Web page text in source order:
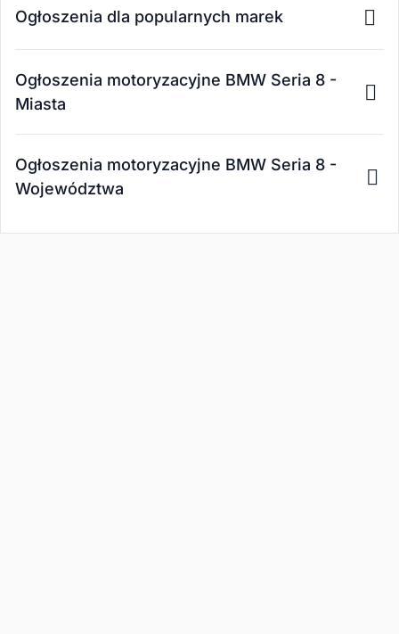
Ogłoszenia dla popularnych marek
Ogłoszenia motoryzacyjne BMW Seria 8 -
Miasta
Ogłoszenia motoryzacyjne BMW Seria 8 -
Województwa